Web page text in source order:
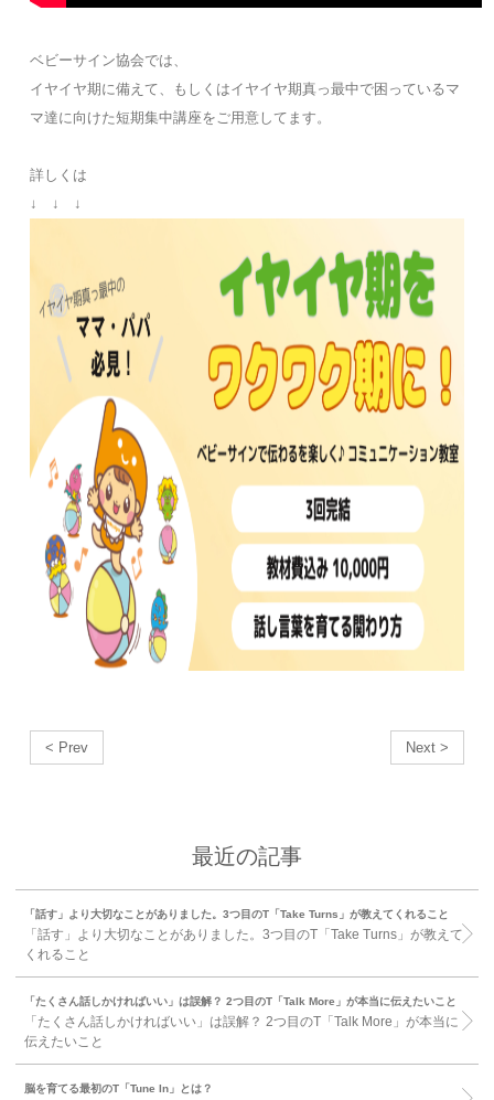
ベビーサイン協会では、
イヤイヤ期に備えて、もしくはイヤイヤ期真っ最中で困っているマ
マ達に向けた短期集中講座をご用意してます。
詳しくは
↓ ↓ ↓
< Prev Next >
最近の記事
「話す」より大切なことがありました。3つ目のT「Take Turns」が教えてくれること
「話す」より大切なことがありました。3つ目のT「Take Turns」が教えて
くれること
「たくさん話しかければいい」は誤解？ 2つ目のT「Talk More」が本当に伝えたいこと
「たくさん話しかければいい」は誤解？ 2つ目のT「Talk More」が本当に
伝えたいこと
脳を育てる最初のT「Tune In」とは？